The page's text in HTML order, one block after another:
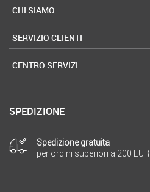
CHI SIAMO
SERVIZIO CLIENTI
CENTRO SERVIZI
SPEDIZIONE
Spedizione gratuita
per ordini superiori a 200 EUR